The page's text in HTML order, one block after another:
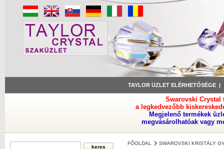
TAYLOR ÜZLET ELÉRHETŐSÉGE
Swarovski Crystal
a legkedvezőbb
Megjelenő termékek
megvásárolhatóak vagy
FŐOLDAL SWAROVSKI KRISTÁLY